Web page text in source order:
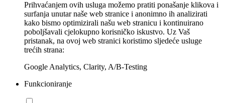
Prihvaćanjem ovih usluga možemo pratiti ponašanje klikova i
surfanja unutar naše web stranice i anonimno ih analizirati
kako bismo optimizirali našu web stranicu i kontinuirano
poboljšavali cjelokupno korisničko iskustvo. Uz Vaš
pristanak, na ovoj web stranici koristimo sljedeće usluge
trećih strana:
Google Analytics, Clarity, A/B-Testing
Funkcioniranje